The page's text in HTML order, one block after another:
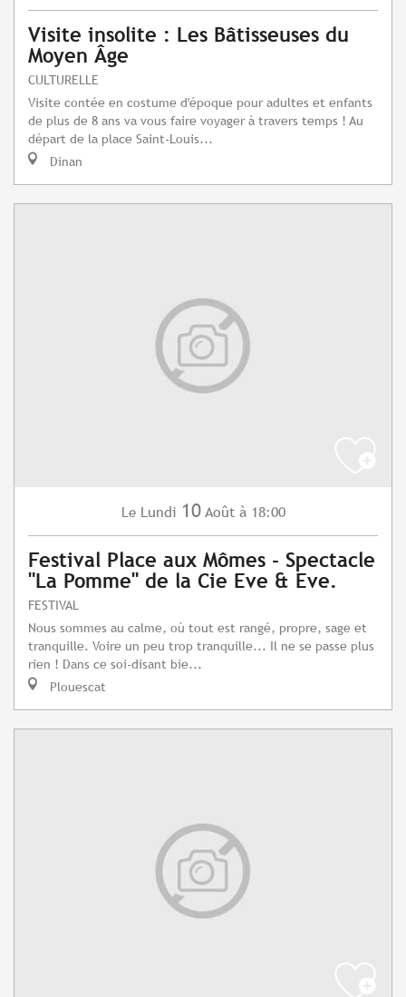
Visite insolite : Les Bâtisseuses du
Moyen Âge
CULTURELLE
Visite contée en costume d'époque pour adultes et enfants
de plus de 8 ans va vous faire voyager à travers temps ! Au
départ de la place Saint-Louis...
Dinan
Le Lundi 10 Août à 18:00
Festival Place aux Mômes - Spectacle
"La Pomme" de la Cie Eve & Eve.
FESTIVAL
Nous sommes au calme, où tout est rangé, propre, sage et
tranquille. Voire un peu trop tranquille... Il ne se passe plus
rien ! Dans ce soi-disant bie...
Plouescat